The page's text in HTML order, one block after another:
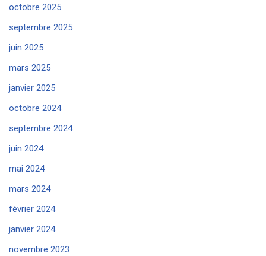
octobre 2025
septembre 2025
juin 2025
mars 2025
janvier 2025
octobre 2024
septembre 2024
juin 2024
mai 2024
mars 2024
février 2024
janvier 2024
novembre 2023